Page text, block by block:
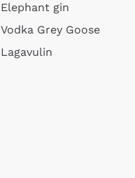
Elephant gin
Vodka Grey Goose
Lagavulin